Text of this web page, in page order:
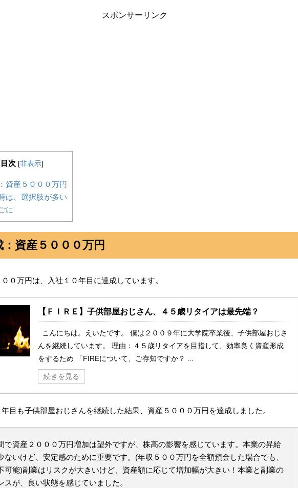
スポンサーリンク
目次 [非表示]
資産５０００万円
は、選択肢が多い
に
：資産５０００万円
０万円は、入社１０年目に達成しています。
【ＦＩＲＥ】子供部屋おじさん、４５歳リタイアは最先端？
こんにちは。えいたです。 僕は２００９年に大学院卒業後、子供部屋おじさ
んを継続しています。 理由：４５歳リタイアを目指して、効率良く資産形成
をするため 「FIREについて、ご存知ですか？ ...
続きを見る
年目も子供部屋おじさんを継続した結果、資産５０００万円を達成しました。
で資産２０００万円増加は望外ですが、株高の影響を感じています。本業の昇給
ないけど、安定感のために重要です。(年収５００万円を全額預金した場合でも、
可能)副業はリスクが大きいけど、資産額に応じて増加幅が大きい！本業と副業の
スが、良い状態を感じていました。